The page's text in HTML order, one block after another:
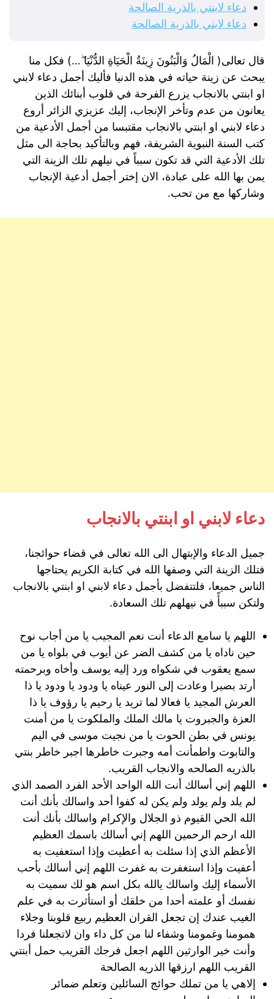
دعاء لابنتي بالذرية الصالحة
دعاء لابني بالذرية الصالحة
قال تعالى( الْمَالُ وَالْبَنُونَ زِينَةُ الْحَيَاةِ الدُّنْيَا ۖ…) فكل منا
يبحث عن زينة حياته في هذه الدنيا فأليك أجمل دعاء لابني
او ابنتي بالانجاب يزرع الفرحة في قلوب أبنائك الذين
يعانون من عدم وتأخر الإنجاب، إليك عزيزي الزائر أروع
دعاء لابني او ابنتي بالانجاب مقتبسا من أجمل الأدعية من
كتب السنة النبوية الشريفة، فهم وبالتأكيد بحاجة الى مثل
تلك الأدعية التي قد تكون سبباً في نيلهم تلك الزينة التي
يمن بها الله على عبادة، الان إختر أجمل أدعية الإنجاب
وشاركها مع من تحب.
دعاء لابني او ابنتي بالانجاب
جميل الدعاء والإبتهال الى الله تعالى في قضاء حوائجنا،
فتلك الزينة التي وصفها الله في كتابة الكريم يحتاجها
الناس جميعا، فلتتفضل بأجمل دعاء لابني او ابنتي بالانجاب
ولتكن سببأً في نيهلهم تلك السعادة.
اللهم يا سامع الدعاء أنت نعم المجيب يا من أجاب نوح
حين ناداه يا من كشف الضر عن أيوب في بلواه يا من
سمع يعقوب في شكواه ورد إليه يوسف وأخاه وبرحمته
أرتد بصيرا وعادت إلى النور عيناه يا ودود يا ودود يا ذا
العرش المجيد يا فعالا لما تريد يا رحيم يا رؤوف يا ذا
العزة والجبروت يا مالك الملك والملكوت يا من أمنت
يونس في بطن الحوت يا من نجيت موسى في اليم
والتابوت واطمأنت أمه وجبرت خاطرها اجبر خاطر بنتي
بالذريه الصالحه والانجاب القريب.
اللهم إني أسالك أنت الله الواحد الأحد الفرد الصمد الذي
لم يلد ولم يولد ولم يكن له كفوا أحد واسالك بأنك أنت
الله الحي القيوم ذو الجلال والإكرام واسالك بأنك أنت
الله ارحم الرحمين اللهم إني أسالك باسمك العظيم
الأعظم الذي إذا سئلت به أعطيت وإذا استعفيت به
أعفيت وإذا استغفرت به غفرت اللهم إني أسالك بأحب
الأسماء إليك واسالك يالله بكل اسم هو لك سميت به
نفسك أو علمته أحدا من خلقك أو استأثرت به في علم
الغيب عندك إن تجعل القران العظيم ربيع قلوبنا وجلاء
همومنا وغمومنا وشفاء لنا من كل داء وان لاتجعلنا فردا
وأنت خير الوارثين اللهم اجعل فرجك القريب حمل أبنتي
القريب اللهم ارزقها الذريه الصالحة
إلاهي يا من تملك حوائج السائلين وتعلم ضمائر